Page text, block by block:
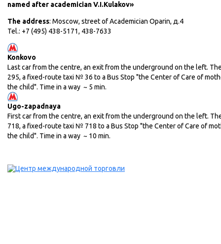
named after academician V.I.Kulakov»
The address: Moscow, street of Academician Oparin, д.4
Tel.: +7 (495) 438-5171, 438-7633
Konkovo
Last car from the centre, an exit from the underground on the left.
295, a fixed-route taxi № 36 to a Bus Stop "the Center of Care of
the child". Time in a way ~ 5 min.
Ugo-zapadnaya
First car from the centre, an exit from the underground on the left.
718, a fixed-route taxi № 718 to a Bus Stop "the Center of Care of
the child". Time in a way ~ 10 min.